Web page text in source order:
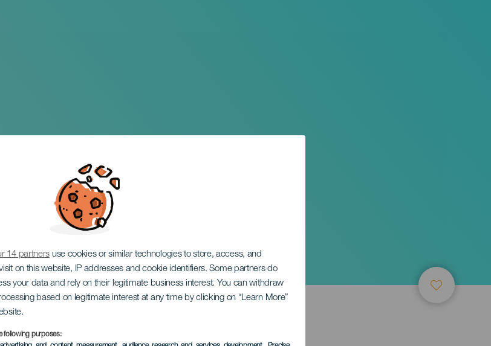
14 partners use cookies or similar technologies to store, access, and
on this website, IP addresses and cookie identifiers. Some partners do
your data and rely on their legitimate business interest. You can withdraw
based on legitimate interest at any time by clicking on “Learn More”
following purposes:
KORÁBBI ESEMÉNY